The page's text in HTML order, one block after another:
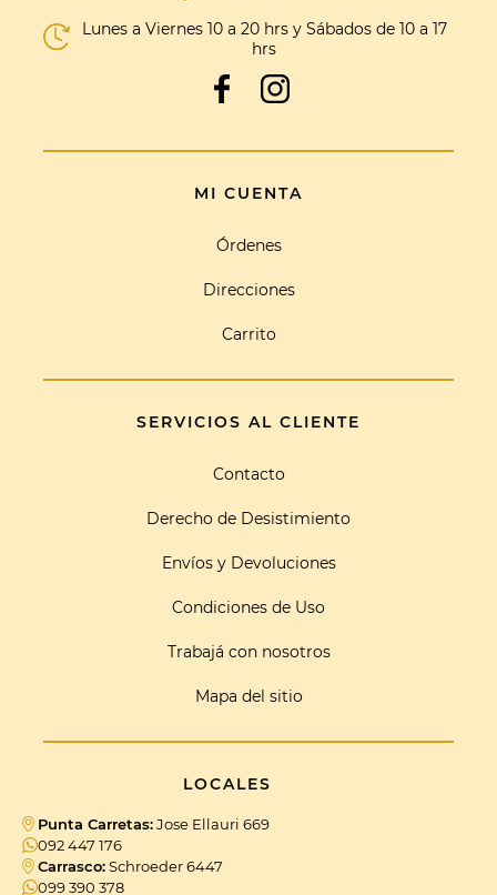
Lunes a Viernes 10 a 20 hrs y Sábados de 10 a 17
hrs
MI CUENTA
Órdenes
Direcciones
Carrito
SERVICIOS AL CLIENTE
Contacto
Derecho de Desistimiento
Envíos y Devoluciones
Condiciones de Uso
Trabajá con nosotros
Mapa del sitio
LOCALES
Punta Carretas:Jose Ellauri 669
092 447 176
Carrasco:Schroeder 6447
099 390 378